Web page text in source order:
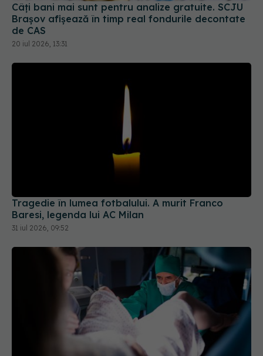
Câți bani mai sunt pentru analize gratuite. SCJU
Brașov afișează în timp real fondurile decontate
de CAS
20 iul 2026, 13:31
Tragedie în lumea fotbalului. A murit Franco
Baresi, legenda lui AC Milan
31 iul 2026, 09:52